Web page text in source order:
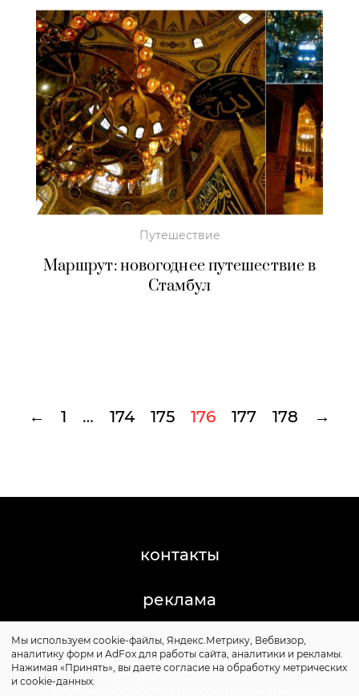
Путешествие
Маршрут: новогоднее путешествие в
Стамбул
← 1 … 174 175 176 177 178 →
контакты
реклама
©2011-2026 Posta-Magazine
Сайт может содержать контент, не предназначенный
для лиц младше 16 лет.
Политика обработки персональных данных
Мы используем cookie-файлы, Яндекс.Метрику, Вебвизор,
аналитику форм и AdFox для работы сайта, аналитики и рекламы.
Нажимая «Принять», вы даете согласие на обработку метрических
и cookie-данных.